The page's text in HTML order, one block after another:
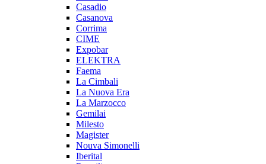
Casadio
Casanova
Corrima
CIME
Expobar
ELEKTRA
Faema
La Cimbali
La Nuova Era
La Marzocco
Gemilai
Milesto
Magister
Nouva Simonelli
Iberital